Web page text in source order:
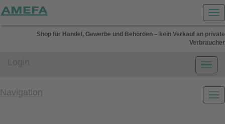
Shop für Handel, Gewerbe und Behörden – kein Verkauf an private
Verbraucher
Navigation